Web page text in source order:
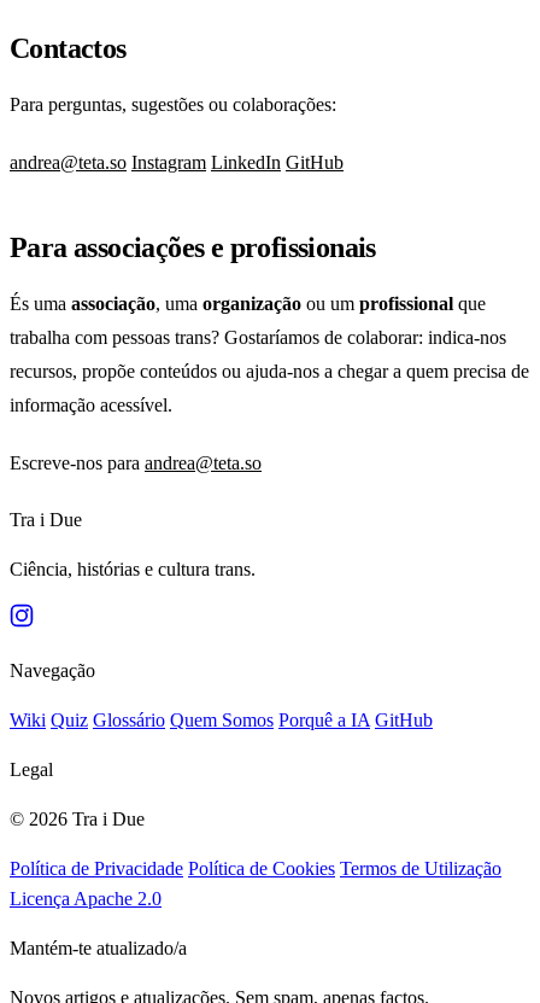
Contactos
Para perguntas, sugestões ou colaborações:
andrea@teta.so Instagram LinkedIn GitHub
Para associações e profissionais
És uma associação, uma organização ou um profissional que
trabalha com pessoas trans? Gostaríamos de colaborar: indica-nos
recursos, propõe conteúdos ou ajuda-nos a chegar a quem precisa de
informação acessível.
Escreve-nos para andrea@teta.so
Tra i Due
Ciência, histórias e cultura trans.
Navegação
Wiki Quiz Glossário Quem Somos Porquê a IA GitHub
Legal
© 2026 Tra i Due
Política de Privacidade Política de Cookies Termos de Utilização
Licença Apache 2.0
Mantém-te atualizado/a
Novos artigos e atualizações. Sem spam, apenas factos.